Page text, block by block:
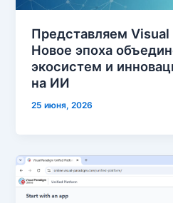
Представляем Visual
Новое эпоха
экосистем и
на ИИ
25 июня, 2026